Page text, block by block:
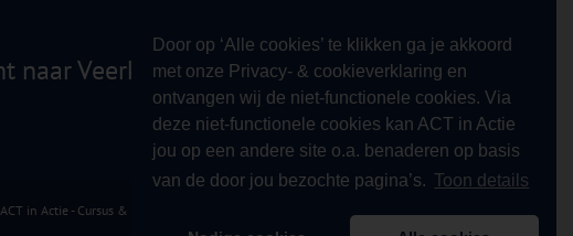
Door op ‘Alle cookies’ te klikken ga je akkoord
met onze Privacy- & cookieverklaring en
ontvangen wij de niet-functionele cookies. Via
deze niet-functionele cookies kan ACT in Actie
jou op een andere site o.a. benaderen op basis
van de door jou bezochte pagina’s. Toon details
naar Veerkracht!
in Actie - Cursus & Opleiding